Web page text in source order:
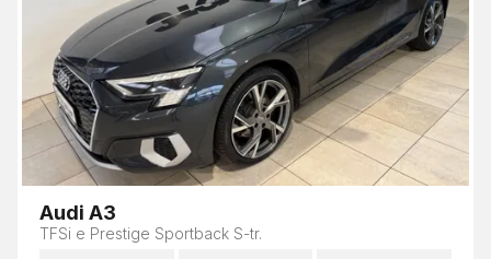
Audi A3
TFSi e Prestige Sportback S-tr.